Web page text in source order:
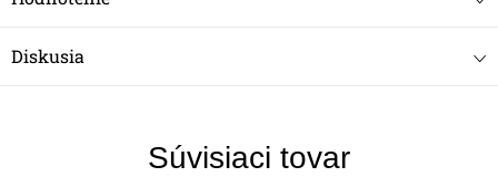
Diskusia
Súvisiaci tovar